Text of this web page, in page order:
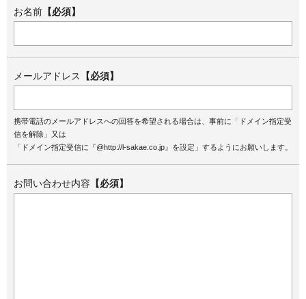
お名前 【必須】
メールアドレス 【必須】
携帯電話のメールアドレスへの回答を希望される場合は、事前に「ドメイン指定受
信を解除」又は
「ドメイン指定受信に『@http://l-sakae.co.jp』を設定」するようにお願いします。
お問い合わせ内容 【必須】